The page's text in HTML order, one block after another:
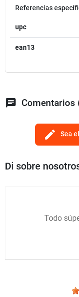
Referencias
upc
ean13
chat Comentarios
edit Sea
Di sobre
Todo